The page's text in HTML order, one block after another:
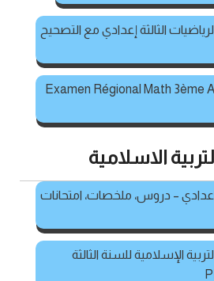
الثالثة إعدادي مع التصحيح
30 Examen Régional Math
الاسلامية
اعدادي – دروس، ملخصات، امتحانات
الإسلامية للسنة الثالثة